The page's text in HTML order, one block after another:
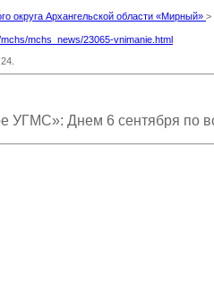
округа Архангельской области «Мирный» >
mchs_news/23065-vnimanie.html
Днем 6 сентября по